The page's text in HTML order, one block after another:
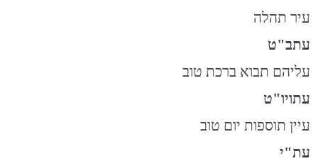
עיר תהלה
עתב"ט
עליהם תבוא ברכת טוב
עתויו"ט
עיין תוספות יום טוב
עת"י